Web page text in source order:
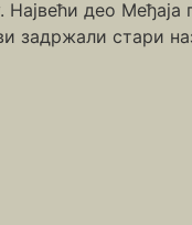
део
задржали стари